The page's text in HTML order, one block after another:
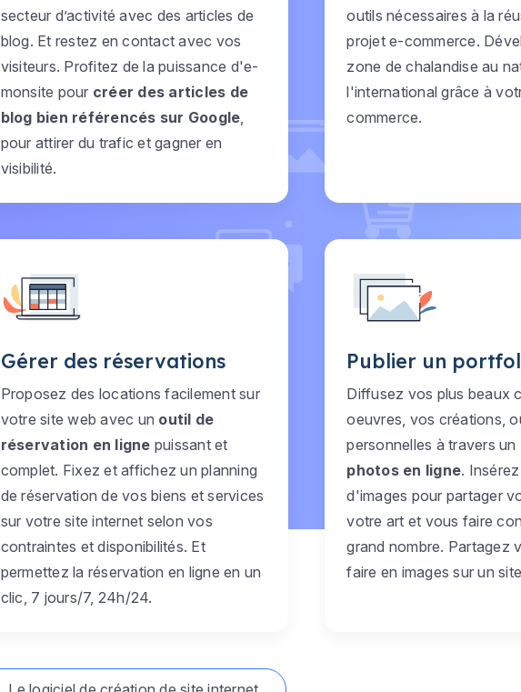
secteur d’activité avec des articles de
blog. Et restez en contact avec vos
visiteurs. Profitez de la puissance d'e-
monsite pour créer des articles de
blog bien référencés sur Google
pour attirer du trafic et gagner en
visibilité.
outils nécessaires à la
projet e-commerce.
zone de chalandise au
l'international grâce à
commerce.
Gérer des réservations
Proposez des locations facilement sur
votre site web avec un outil de
réservation en ligne puissant et
complet. Fixez et affichez un planning
de réservation de vos biens et services
sur votre site internet selon vos
contraintes et disponibilités. Et
permettez la réservation en ligne en un
clic, 7 jours/7, 24h/24.
Publier un
Diffusez vos plus beaux
oeuvres, vos créations,
personnelles à travers un
photos en ligne.
d'images pour partager
votre art et vous faire
grand nombre. Partagez
faire en images sur un